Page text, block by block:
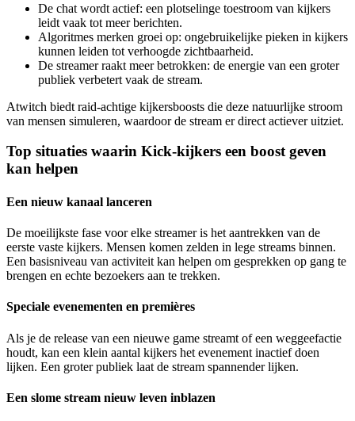
De chat wordt actief: een plotselinge toestroom van kijkers
leidt vaak tot meer berichten.
Algoritmes merken groei op: ongebruikelijke pieken in kijkers
kunnen leiden tot verhoogde zichtbaarheid.
De streamer raakt meer betrokken: de energie van een groter
publiek verbetert vaak de stream.
Atwitch biedt raid-achtige kijkersboosts die deze natuurlijke stroom
van mensen simuleren, waardoor de stream er direct actiever uitziet.
Top situaties waarin Kick-kijkers een boost geven
kan helpen
Een nieuw kanaal lanceren
De moeilijkste fase voor elke streamer is het aantrekken van de
eerste vaste kijkers. Mensen komen zelden in lege streams binnen.
Een basisniveau van activiteit kan helpen om gesprekken op gang te
brengen en echte bezoekers aan te trekken.
Speciale evenementen en premières
Als je de release van een nieuwe game streamt of een weggeefactie
houdt, kan een klein aantal kijkers het evenement inactief doen
lijken. Een groter publiek laat de stream spannender lijken.
Een slome stream nieuw leven inblazen